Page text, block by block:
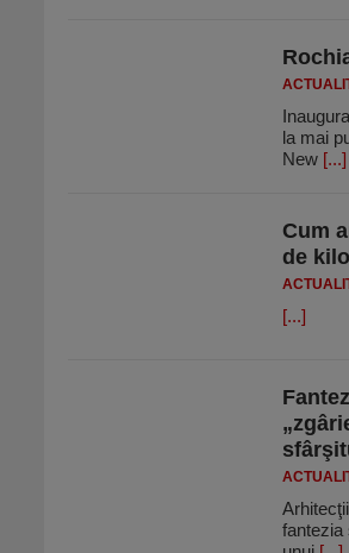
la mai
New [...]
Cum
de
[...]
fantezia